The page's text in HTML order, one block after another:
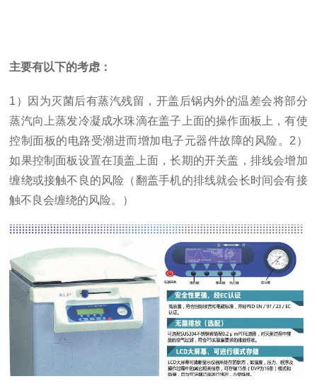
主要有以下的考虑：
1）因为灭菌后有蒸汽残留，开盖后锅内外的温差会将部分
蒸汽向上蒸发冷凝成水珠滴在盖子上面的操作面板上，有使
控制面板的电路受潮进而增加电子元器件故障的风险。2）
如果控制面板设置在顶盖上面，长期的开关盖，排线会增加
缠绕或接触不良的风险（翻盖手机的排线就会长时间会有接
触不良会缠绕的风险。）